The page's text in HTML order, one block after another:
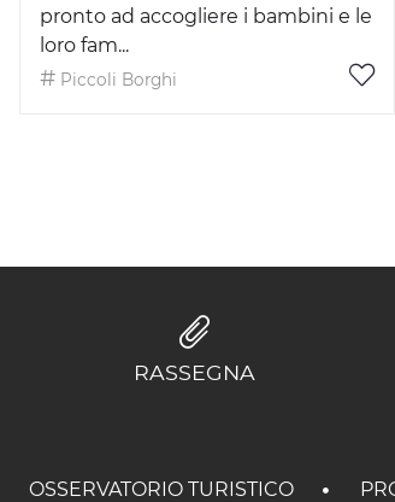
pronto ad accogliere i bambini e le
loro fam...
Piccoli Borghi
RASSEGNA
OSSERVATORIO TURISTICO